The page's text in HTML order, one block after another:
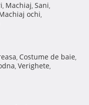
, Machiaj, Sani,
ochi,
, Costume de baie,
, Verighete,